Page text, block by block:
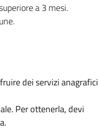
a 3 mesi.
dei servizi anagrafici
Per ottenerla, devi